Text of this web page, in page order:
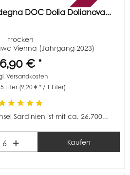
DOC Dolia Dolianova...
trocken
Vienna (Jahrgang 2023)
6,90 € *
Versandkosten
Liter (9,20 € * / 1 Liter)
Sardinien ist mit ca. 26.700...
6 Kaufen